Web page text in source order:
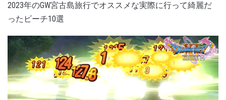
2023年のGW宮古島旅行でオススメな実際に行って綺麗だ
ったビーチ10選